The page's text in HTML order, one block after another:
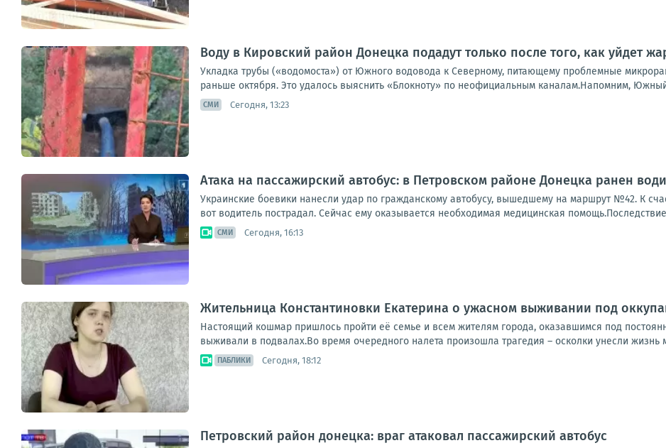
Воду в Кировский район Донецка подадут только после того, как уйдет
Укладка трубы («водомоста») от Южного водовода к Северному, питающему проблемные
раньше октября. Это удалось выяснить «Блокноту» по неофициальным каналам.Напомним,
СМИ Сегодня, 13:23
Атака на пассажирский автобус: в Петровском районе Донецка ранен
Украинские боевики нанесли удар по гражданскому автобусу, вышедшему на маршрут №42. К
вот водитель пострадал. Сейчас ему оказывается необходимая медицинская
СМИ Сегодня, 16:13
Жительница Константиновки Екатерина о ужасном выживании под
Настоящий кошмар пришлось пройти её семье и всем жителям города, оказавшимся под
выживали в подвалах.Во время очередного налета произошла трагедия – осколки унесли жизнь
ПАБЛИКИ Сегодня, 18:12
Петровский район донецка: враг атаковал пассажирский автобус